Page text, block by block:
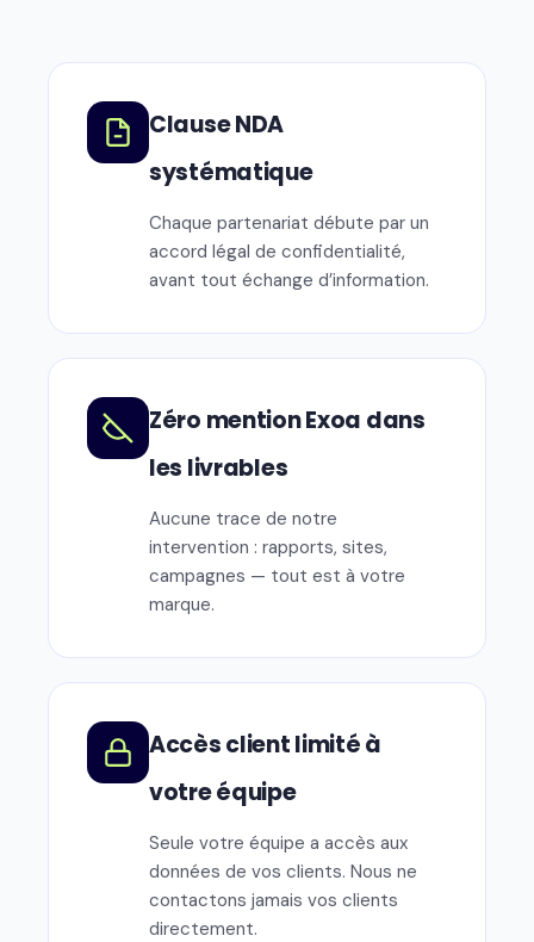
Clause NDA
systématique
Chaque partenariat débute par un
accord légal de confidentialité,
avant tout échange d’information.
Zéro mention Exoa dans
les livrables
Aucune trace de notre
intervention : rapports, sites,
campagnes — tout est à votre
marque.
Accès client limité à
votre équipe
Seule votre équipe a accès aux
données de vos clients. Nous ne
contactons jamais vos clients
directement.